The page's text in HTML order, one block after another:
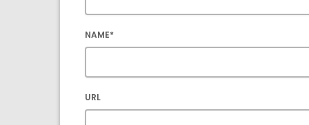
NAME*
URL